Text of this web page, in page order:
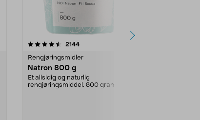
2144anmeldelser
Rengjøringsmidler
Natron 800 g
Et allsidig og naturlig
rengjøringsmiddel. 800 gram
4.0av 5 stjerner